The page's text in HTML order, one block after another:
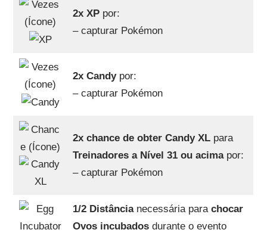
2x XP por:
– capturar Pokémon
2x Candy por:
– capturar Pokémon
2x chance de obter Candy XL para
Treinadores a Nível 31 ou acimapor:
– capturar Pokémon
1/2 Distâncianecessária para chocar
Ovos incubadosdurante o evento